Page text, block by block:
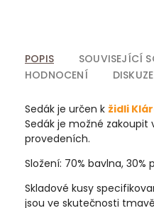
POPIS
SOUVISEJÍCÍ
HODNOCENÍ
DISKUZE
Sedák je určen k židli
Sedák je možné
provedeních.
Složení: 70% bavlna, 30%
Skladové kusy
jsou ve skutečnosti